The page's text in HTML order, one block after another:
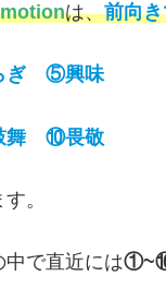
は、前向
⑤興味
⑩畏敬
。
中で直近には①~⑩